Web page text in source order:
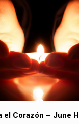
el Corazón – June